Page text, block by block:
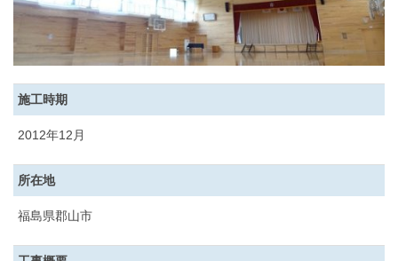
施工時期
2012年12月
所在地
福島県郡山市